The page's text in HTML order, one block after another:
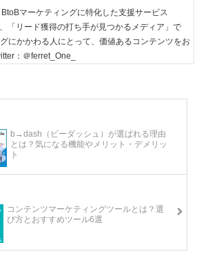
マーケティングに特化した支援サービス
「リード獲得の打ち手が見つかるメディア」で
にかかわる人にとって、価値あるコンテンツをお
：＠ferret_One_
b→dash（ビーダッシュ）が選ばれる理由
とは？気になる機能やメリット・デメリッ
ト
コンテンツマーケティングツールとは？選
び方とおすすめツール6選